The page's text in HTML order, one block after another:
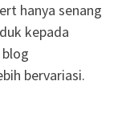
hanya senang
kepada
bervariasi.